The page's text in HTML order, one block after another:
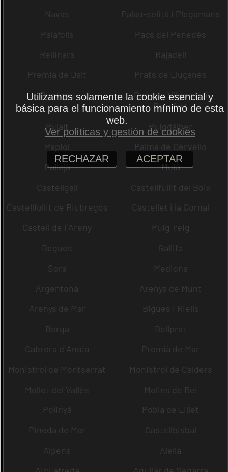
Navas
Palau-solità i Plegamans
Palafolls
Pacs del Penedès
Rellinars
Rajadell
Premià de Dalt
Prats de Lluçanès
Pontons
Pont de Vilomara i
Rocafort
Pujalt
Puigdàlber
Papiol
Palma de Cervelló
Pallejà
Moià
Castellgalí
Castellfullit del Boix
Castellfollit de Riubregós
Castellet i la Gornal
Castell de l´Areny
Puig-reig
Begues
Gallifa
Sora
Mediona
Argentona
Arenys de Munt
Arenys de Mar
Bigues i Riells
Berga
Bellprat
Cabrera d´Anoia
Premià de Mar
Monistrol de Montserrat
Monistrol de Calders
Mollet del Vallès
Molins de Rei
Polinyà
Pobla de Lillet
Pineda de Mar
Castellbisbal
Alpens
Alella
Utilizamos solamente la cookie esencial y
básica para el funcionamiento mínimo de esta
web.
Ver políticas y gestión de cookies
RECHAZAR ACEPTAR